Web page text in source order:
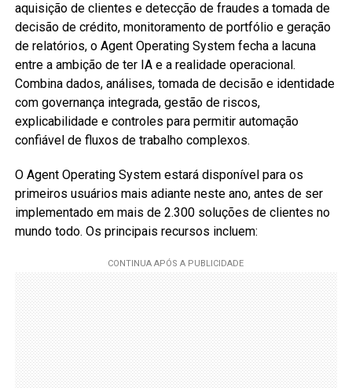
aquisição de clientes e detecção de fraudes a tomada de
decisão de crédito, monitoramento de portfólio e geração
de relatórios, o Agent Operating System fecha a lacuna
entre a ambição de ter IA e a realidade operacional.
Combina dados, análises, tomada de decisão e identidade
com governança integrada, gestão de riscos,
explicabilidade e controles para permitir automação
confiável de fluxos de trabalho complexos.
O Agent Operating System estará disponível para os
primeiros usuários mais adiante neste ano, antes de ser
implementado em mais de 2.300 soluções de clientes no
mundo todo. Os principais recursos incluem: